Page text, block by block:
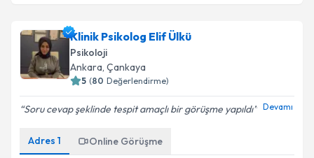
Klinik Psikolog Elif Ülkü
Psikoloji
Ankara, Çankaya
5 (80 Değerlendirme)
Soru cevap şeklinde tespit amaçlı bir görüşme yapıldı Devamı
Adres 1 Online Görüşme